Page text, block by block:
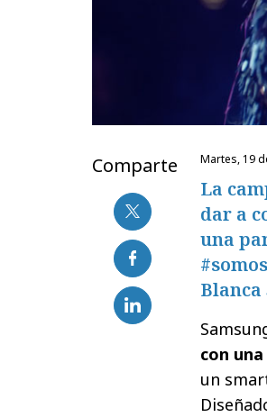
Comparte martes, 19
La
dar a
una
Blanca
con
un